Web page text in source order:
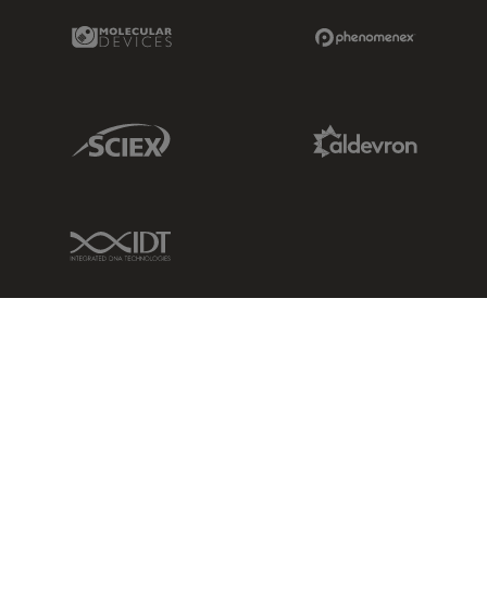
Molecular Devices Link
Sciex Link
IDT Link